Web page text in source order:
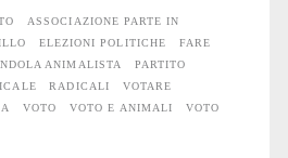
ASSOCIAZIONE PARTE IN
ELEZIONI POLITICHE
FARE
ANIMALISTA
PARTITO
RADICALI
VOTARE
VOTO VOTO E ANIMALI
VOTO